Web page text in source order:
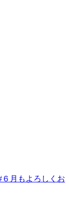
６月もよろしくお